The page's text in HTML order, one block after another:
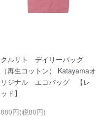
クルリト デイリーバッグ
（再生コットン） Katayamaオ
リジナル エコバッグ 【レ
ッド】
880円(税80円)